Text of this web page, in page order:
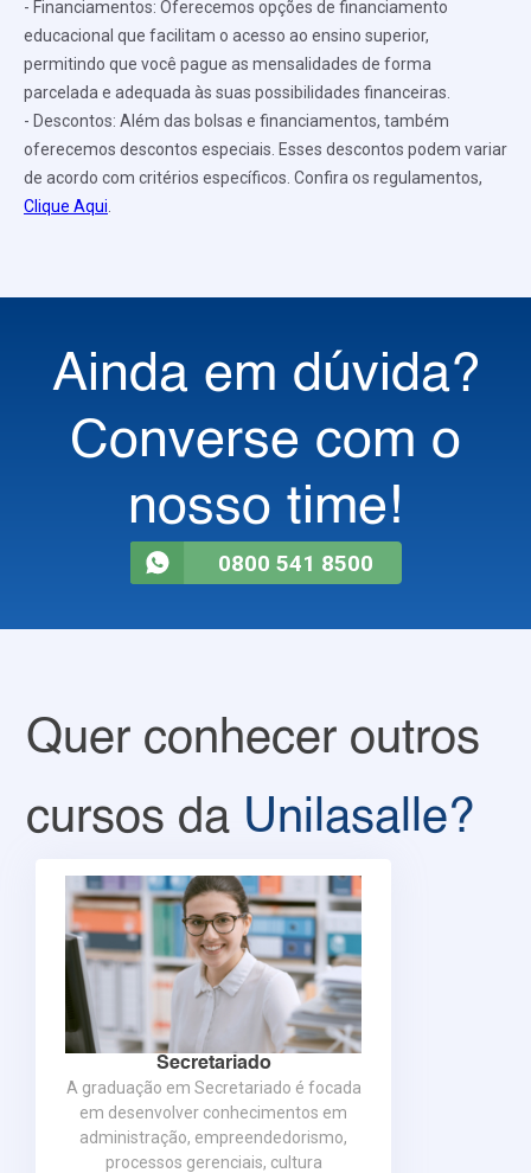
- Financiamentos: Oferecemos opções de financiamento
educacional que facilitam o acesso ao ensino superior,
permitindo que você pague as mensalidades de forma
parcelada e adequada às suas possibilidades financeiras.
- Descontos: Além das bolsas e financiamentos, também
oferecemos descontos especiais. Esses descontos podem variar
de acordo com critérios específicos. Confira os regulamentos,
Clique Aqui.
Ainda em dúvida?
Converse com o
nosso time!
0800 541 8500
Quer conhecer outros
cursos da Unilasalle?
Secretariado
A graduação em Secretariado é focada
em desenvolver conhecimentos em
administração, empreendedorismo,
processos gerenciais, cultura